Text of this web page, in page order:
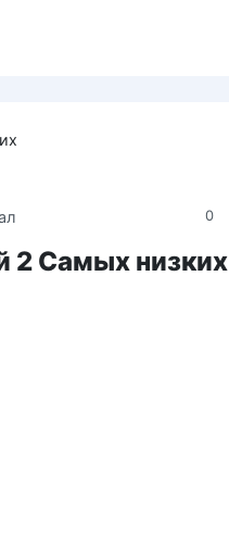
0
2 Самых низких